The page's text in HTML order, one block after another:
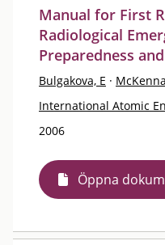
Manual for First
Radiological
Preparedness
Bulgakova, E ·
International Atomic
2006
Öppna